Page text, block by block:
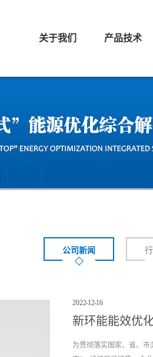
关于我们 产品技术
公司新闻
新环能能效优
2022-12-16
为贯彻落实国家、省、